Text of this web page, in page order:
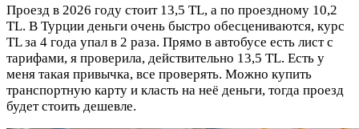
Проезд в 2026 году стоит 13,5 TL, а по проездному 10,2
TL. В Турции деньги очень быстро обесцениваются, курс
TL за 4 года упал в 2 раза. Прямо в автобусе есть лист с
тарифами, я проверила, действительно 13,5 TL. Есть у
меня такая привычка, все проверять. Можно купить
транспортную карту и класть на неё деньги, тогда проезд
будет стоить дешевле.